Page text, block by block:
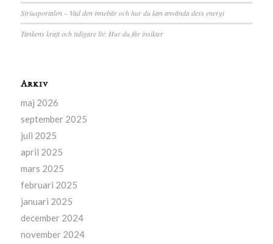
Siriusportalen – Vad den innebär och hur du kan använda dess energi
Tankens kraft och tidigare liv: Hur du får insikter
Arkiv
maj 2026
september 2025
juli 2025
april 2025
mars 2025
februari 2025
januari 2025
december 2024
november 2024